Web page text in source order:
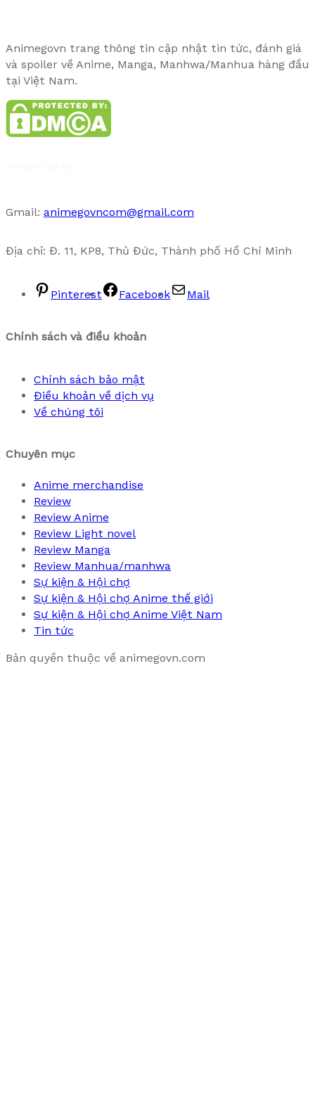
Animegovn trang thông tin cập nhật tin tức, đánh giá
và spoiler về Anime, Manga, Manhwa/Manhua hàng đầu
tại Việt Nam.
Gmail: animegovncom@gmail.com
Địa chỉ: Đ. 11, KP8, Thủ Đức, Thành phố Hồ Chí Minh
Pinterest Facebook Mail
Chính sách và điều khoản
Chính sách bảo mật
Điều khoản về dịch vụ
Về chúng tôi
Chuyên mục
Anime merchandise
Review
Review Anime
Review Light novel
Review Manga
Review Manhua/manhwa
Sự kiện & Hội chợ
Sự kiện & Hội chợ Anime thế giới
Sự kiện & Hội chợ Anime Việt Nam
Tin tức
Bản quyền thuộc về animegovn.com